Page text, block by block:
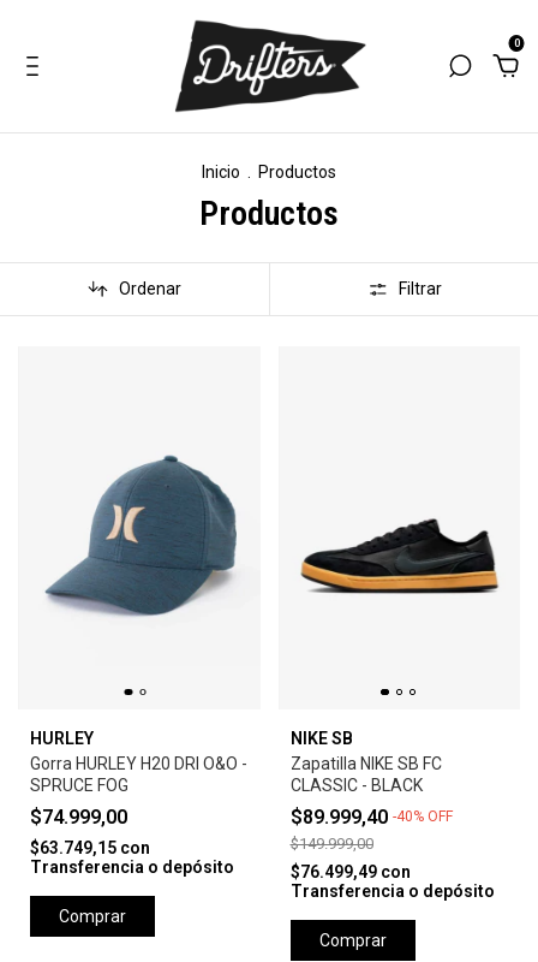
0
Inicio Productos
Productos
Ordenar Filtrar
HURLEY
Gorra HURLEY H20 DRI O&O -
SPRUCE FOG
$74.999,00
$63.749,15 con
Transferencia o depósito
Comprar
NIKE SB
Zapatilla NIKE SB FC
CLASSIC - BLACK
$89.999,40 -40% OFF
$149.999,00
$76.499,49 con
Transferencia o depósito
Comprar